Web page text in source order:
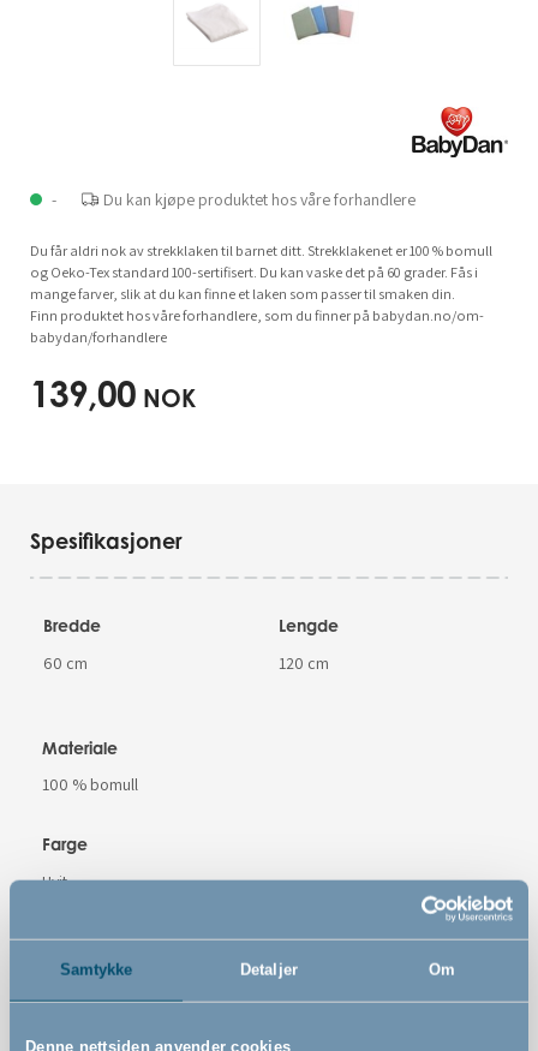
Samtykke Detaljer Om
Denne nettsiden anvender cookies
- Du kan kjøpe produktet hos våre forhandlere
Du får aldri nok av strekklaken til barnet ditt. Strekklakenet er 100 % bomull
og Oeko-Tex standard 100-sertifisert. Du kan vaske det på 60 grader. Fås i
mange farver, slik at du kan finne et laken som passer til smaken din.
Finn produktet hos våre forhandlere, som du finner på babydan.no/om-
babydan/forhandlere
139,00 NOK
Spesifikasjoner
Bredde
60 cm
Lengde
120 cm
Materiale
100 % bomull
Farge
Hvit
Varenummer
# 500061